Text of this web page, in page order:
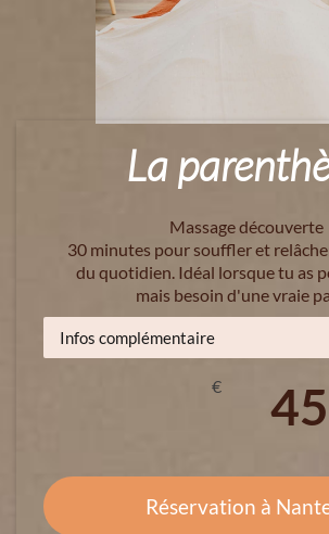
La
Massage découverte
30 minutes pour souffler et
du quotidien. Idéal lorsque tu as
mais besoin d'une vraie
Infos complémentaire
Un acompte de 20€ est demandé
puis le restant le jour du massage
€ 45
Réservation à